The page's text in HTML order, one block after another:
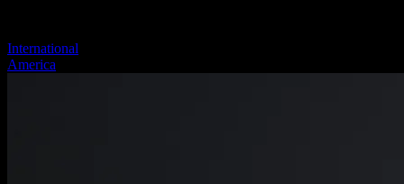
International
America